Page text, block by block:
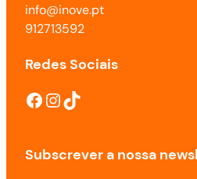
info@inove.pt
912713592
Redes Sociais
Subscrever a nossa